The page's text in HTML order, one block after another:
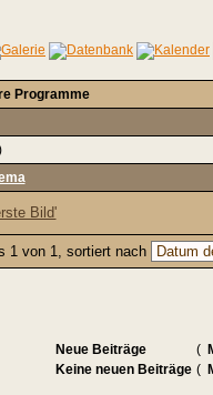
Programme
Bild'
1 von 1, sortiert nach
Neue Beiträge (
Keine neuen Beiträge (